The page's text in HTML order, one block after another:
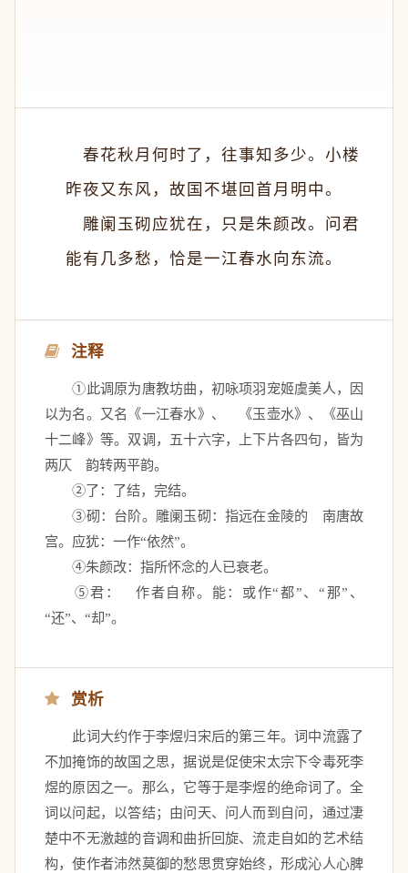
春花秋月何时了，往事知多少。小楼
昨夜又东风，故国不堪回首月明中。
雕阑玉砌应犹在，只是朱颜改。问君
能有几多愁，恰是一江春水向东流。
注释
①此调原为唐教坊曲，初咏项羽宠姬虞美人，因
以为名。又名《一江春水》、　《玉壶水》、《巫山
十二峰》等。双调，五十六字，上下片各四句，皆为
两仄　韵转两平韵。
②了：了结，完结。
③砌：台阶。雕阑玉砌：指远在金陵的　南唐故
宫。应犹：一作“依然”。
④朱颜改：指所怀念的人已衰老。
⑤君：　作者自称。能：或作“都”、“那”、
“还”、“却”。
赏析
此词大约作于李煜归宋后的第三年。词中流露了
不加掩饰的故国之思，据说是促使宋太宗下令毒死李
煜的原因之一。那么，它等于是李煜的绝命词了。全
词以问起，以答结；由问天、问人而到自问，通过凄
楚中不无激越的音调和曲折回旋、流走自如的艺术结
构，使作者沛然莫御的愁思贯穿始终，形成沁人心脾